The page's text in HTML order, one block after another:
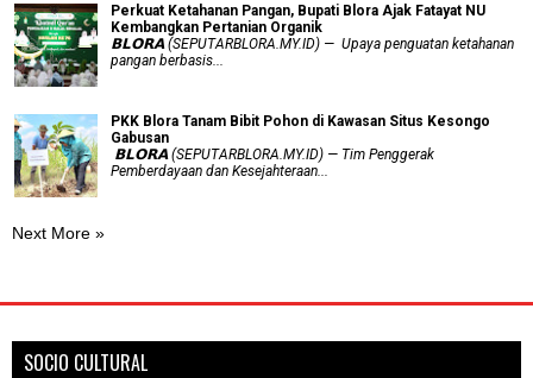
​Perkuat Ketahanan Pangan, Bupati Blora Ajak Fatayat NU
Kembangkan Pertanian Organik
𝗕𝗟𝗢𝗥𝗔 (SEPUTARBLORA.MY.ID) — Upaya penguatan ketahanan
pangan berbasis...
PKK Blora Tanam Bibit Pohon di Kawasan Situs Kesongo
Gabusan
‎ 𝗕𝗟𝗢𝗥𝗔 (SEPUTARBLORA.MY.ID) — Tim Penggerak
Pemberdayaan dan Kesejahteraan...
Next More »
SOCIO CULTURAL